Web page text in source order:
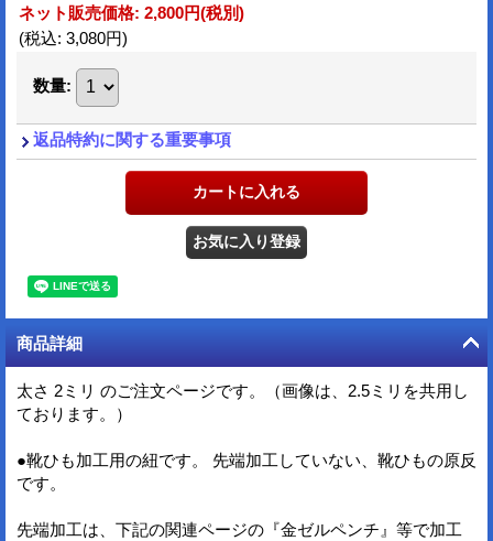
ネット販売価格: 2,800円(税別)
(税込: 3,080円)
数量:
返品特約に関する重要事項
商品詳細
太さ 2ミリ のご注文ページです。（画像は、2.5ミリを共用し
ております。）
●靴ひも加工用の紐です。 先端加工していない、靴ひもの原反
です。
先端加工は、下記の関連ページの『金ゼルペンチ』等で加工